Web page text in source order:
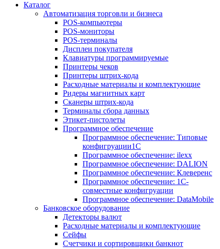
Каталог
Автоматизация торговли и бизнеса
POS-компьютеры
POS-мониторы
POS-терминалы
Дисплеи покупателя
Клавиатуры программируемые
Принтеры чеков
Принтеры штрих-кода
Расходные материалы и комплектующие
Ридеры магнитных карт
Сканеры штрих-кода
Терминалы сбора данных
Этикет-пистолеты
Программное обеспечение
Программное обеспечение: Типовые
конфигруации1С
Программное обеспечение: ilexx
Программное обеспечение: DALION
Программное обеспечение: Клеверенс
Программное обеспечение: 1С-
совместные конфигруации
Программное обеспечение: DataMobile
Банковское оборудование
Детекторы валют
Расходные материалы и комплектующие
Сейфы
Счетчики и сортировщики банкнот